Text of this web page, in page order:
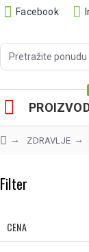
Facebook
ZDRAVLJE
Filter
CENA